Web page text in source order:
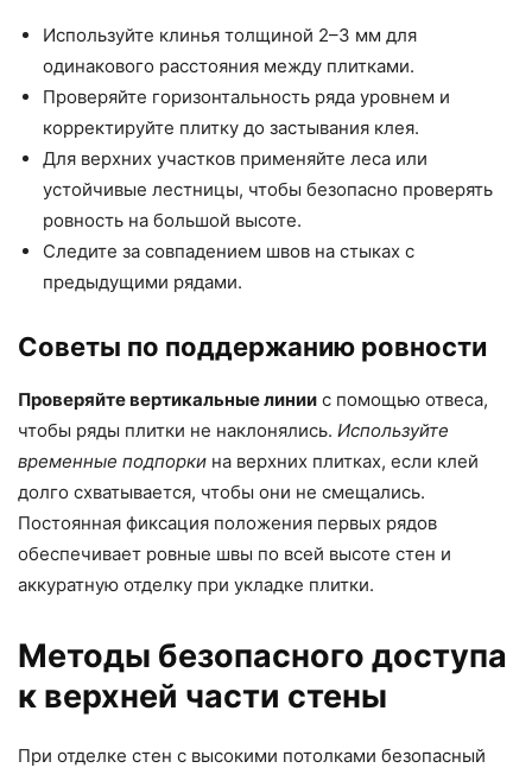
Используйте клинья толщиной 2–3 мм для
одинакового расстояния между плитками.
Проверяйте горизонтальность ряда уровнем и
корректируйте плитку до застывания клея.
Для верхних участков применяйте леса или
устойчивые лестницы, чтобы безопасно проверять
ровность на большой высоте.
Следите за совпадением швов на стыках с
предыдущими рядами.
Советы по поддержанию ровности
Проверяйте вертикальные линии с помощью отвеса,
чтобы ряды плитки не наклонялись. Используйте
временные подпорки на верхних плитках, если клей
долго схватывается, чтобы они не смещались.
Постоянная фиксация положения первых рядов
обеспечивает ровные швы по всей высоте стен и
аккуратную отделку при укладке плитки.
Методы безопасного доступа
к верхней части стены
При отделке стен с высокими потолками безопасный